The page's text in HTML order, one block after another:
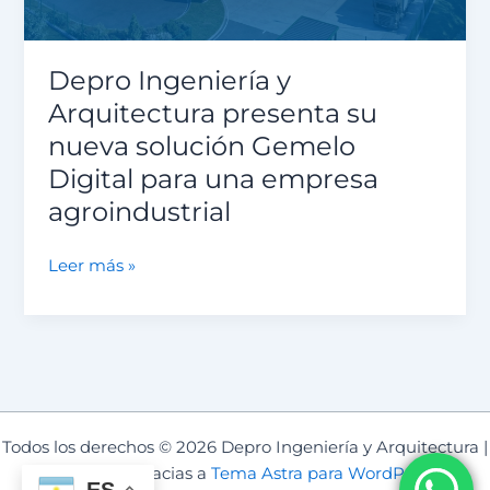
Depro Ingeniería y
Arquitectura presenta su
nueva solución Gemelo
Digital para una empresa
agroindustrial
Digital
para
empresa
agroindustrial
Leer más »
Todos los derechos © 2026 Depro Ingeniería y Arquitectura |
Funciona gracias a Tema Astra para WordPress